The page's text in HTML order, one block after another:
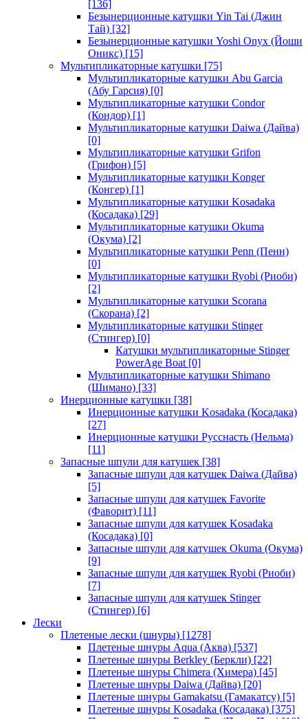
[136]
Безынерционные катушки Yin Tai (Джин
Тай) [32]
Безынерционные катушки Yoshi Onyx (Йоши
Оникс) [15]
Мультипликаторные катушки [75]
Мультипликаторные катушки Abu Garcia
(Абу Гарсия) [0]
Мультипликаторные катушки Condor
(Кондор) [1]
Мультипликаторные катушки Daiwa (Дайва)
[0]
Мультипликаторные катушки Grifon
(Грифон) [5]
Мультипликаторные катушки Konger
(Конгер) [1]
Мультипликаторные катушки Kosadaka
(Косадака) [29]
Мультипликаторные катушки Okuma
(Окума) [2]
Мультипликаторные катушки Penn (Пенн)
[0]
Мультипликаторные катушки Ryobi (Риоби)
[2]
Мультипликаторные катушки Scorana
(Скорана) [2]
Мультипликаторные катушки Stinger
(Стингер) [0]
Катушки мультипликаторные Stinger
PowerAge Boat [0]
Мультипликаторные катушки Shimano
(Шимано) [33]
Инерционные катушки [38]
Инерционные катушки Kosadaka (Косадака)
[27]
Инерционные катушки Русснасть (Нельма)
[11]
Запасные шпули для катушек [38]
Запасные шпули для катушек Daiwa (Дайва)
[5]
Запасные шпули для катушек Favorite
(Фаворит) [11]
Запасные шпули для катушек Kosadaka
(Косадака) [0]
Запасные шпули для катушек Okuma (Окума)
[9]
Запасные шпули для катушек Ryobi (Риоби)
[7]
Запасные шпули для катушек Stinger
(Стингер) [6]
Лески
Плетеные лески (шнуры) [1278]
Плетеные шнуры Aqua (Аква) [537]
Плетеные шнуры Berkley (Беркли) [22]
Плетеные шнуры Chimera (Химера) [45]
Плетеные шнуры Daiwa (Дайва) [20]
Плетеные шнуры Gamakatsu (Гамакатсу) [5]
Плетеные шнуры Kosadaka (Косадака) [375]